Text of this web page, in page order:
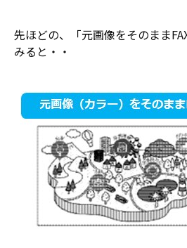
先ほどの、「元画像をそのまま
みると・・